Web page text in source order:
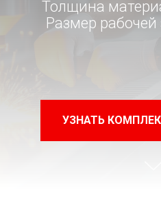
Толщина
Размер
УЗНАТЬ